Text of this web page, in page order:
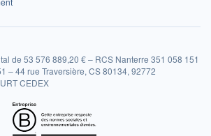
de 53 576 889,20 € – RCS Nanterre 351 058 151
– 44 rue Traversière, CS 80134, 92772
CEDEX